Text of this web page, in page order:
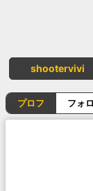
shootervivi
プロフ フォ